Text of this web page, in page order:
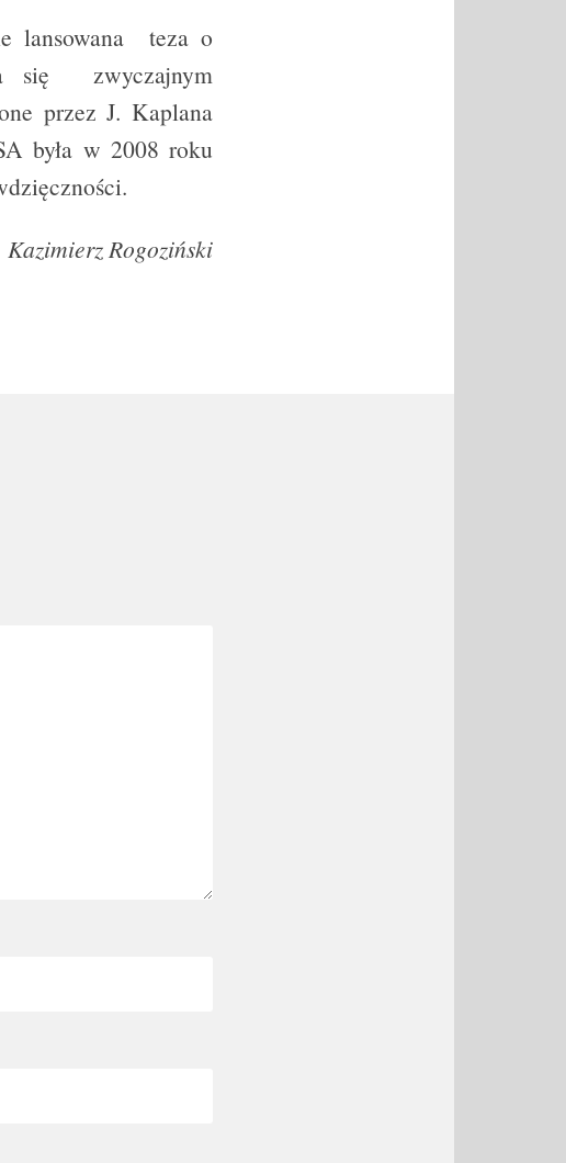
lansowana teza o
się zwyczajnym
przez J. Kaplana
była w 2008 roku
Kazimierz Rogoziński